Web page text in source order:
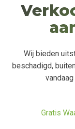
Wij bieden
beschadigd,
Gratis